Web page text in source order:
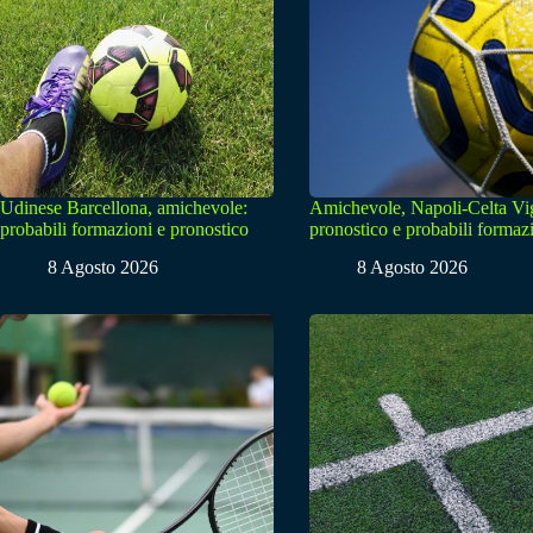
Udinese Barcellona, amichevole:
probabili formazioni e pronostico
8 Agosto 2026
Amichevole, Napoli-Celta
pronostico e probabili
8 Agosto 2026